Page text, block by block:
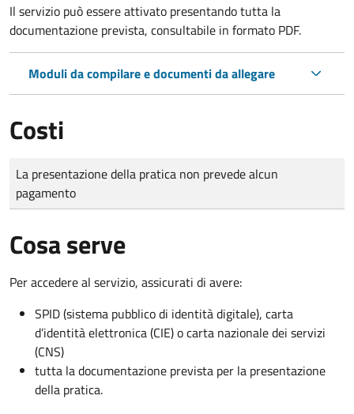
Il servizio può essere attivato presentando tutta la
documentazione prevista, consultabile in formato PDF.
Moduli da compilare e documenti da allegare
Costi
Tipo di pagamento
Importo
La presentazione della pratica non prevede alcun
pagamento
Cosa serve
Per accedere al servizio, assicurati di avere:
SPID (sistema pubblico di identità digitale), carta
d’identità elettronica (CIE) o carta nazionale dei servizi
(CNS)
tutta la documentazione prevista per la presentazione
della pratica.